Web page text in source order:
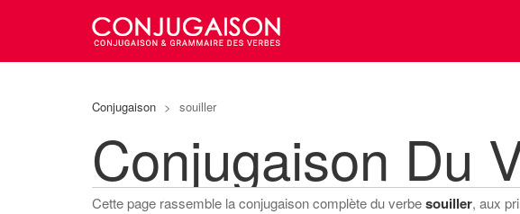
Conjugaison > souiller
Conjugaison Du
Cette page rassemble la conjugaison complète du verbesouiller, aux